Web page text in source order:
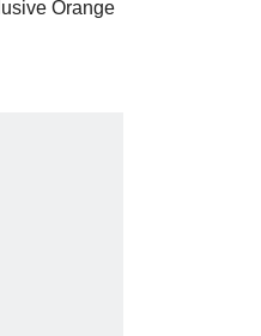
Orange